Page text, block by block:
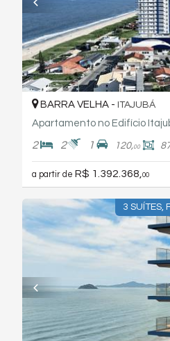
BARRA VELHA - ITAJUBÁ
2 2 1 120,00
a partir de R$ 1.392.368,00
3 SUÍTES,